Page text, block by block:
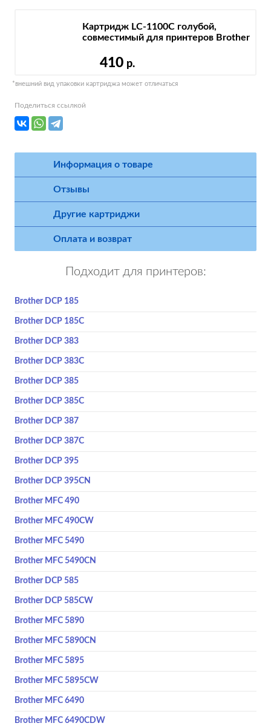
Картридж LC-1100C голубой,
совместимый для принтеров Brother
410 р.
*внешний вид упаковки картриджа может отличаться
Поделиться ссылкой
Информация о товаре
Отзывы
Другие картриджи
Оплата и возврат
Подходит для принтеров:
Brother DCP 185
Brother DCP 185C
Brother DCP 383
Brother DCP 383C
Brother DCP 385
Brother DCP 385C
Brother DCP 387
Brother DCP 387C
Brother DCP 395
Brother DCP 395CN
Brother MFC 490
Brother MFC 490CW
Brother MFC 5490
Brother MFC 5490CN
Brother DCP 585
Brother DCP 585CW
Brother MFC 5890
Brother MFC 5890CN
Brother MFC 5895
Brother MFC 5895CW
Brother MFC 6490
Brother MFC 6490CDW